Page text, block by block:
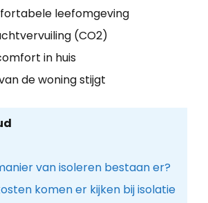
leefomgeving
(CO2)
in huis
de woning stijgt
van isoleren bestaan er?
komen er kijken bij isolatie